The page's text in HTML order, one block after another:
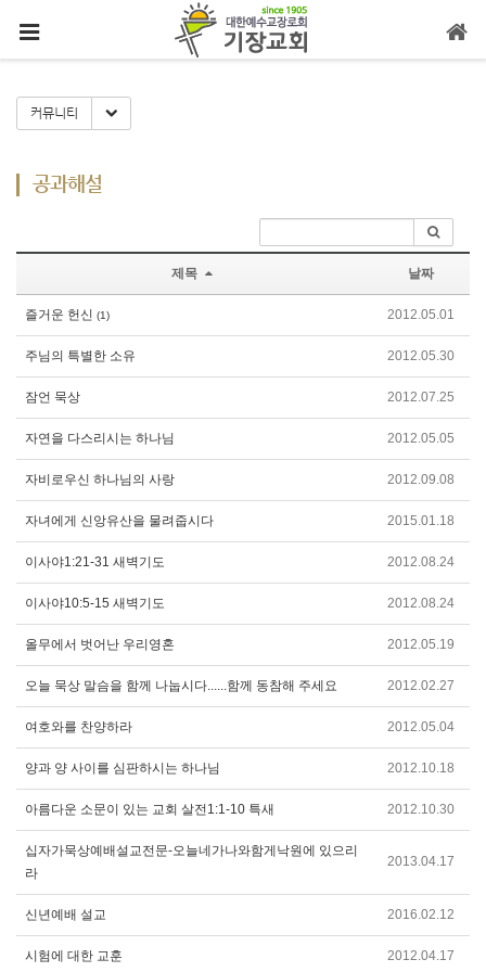
커뮤니티 Toggle Dropdown
공과해설
제목 날짜
즐거운 헌신 (1) 2012.05.01
주님의 특별한 소유 2012.05.30
잠언 묵상 2012.07.25
자연을 다스리시는 하나님 2012.05.05
자비로우신 하나님의 사랑 2012.09.08
자녀에게 신앙유산을 물려줍시다 2015.01.18
이사야1:21-31 새벽기도 2012.08.24
이사야10:5-15 새벽기도 2012.08.24
올무에서 벗어난 우리영혼 2012.05.19
오늘 묵상 말슴을 함께 나눕시다......함께 동참해 주세요 2012.02.27
여호와를 찬양하라 2012.05.04
양과 양 사이를 심판하시는 하나님 2012.10.18
아름다운 소문이 있는 교회 살전1:1-10 특새 2012.10.30
십자가묵상예배설교전문-오늘네가나와함게낙원에 있으리
라
2013.04.17
신년예배 설교 2016.02.12
시험에 대한 교훈 2012.04.17